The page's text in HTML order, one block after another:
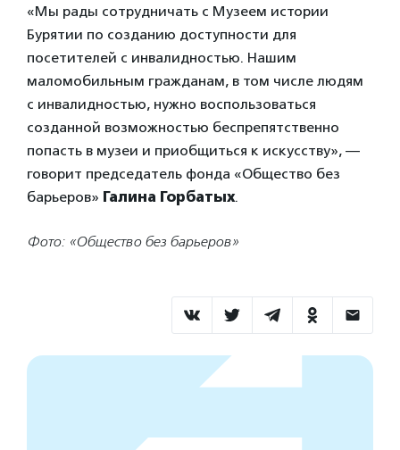
«Мы рады сотрудничать с Музеем истории
Бурятии по созданию доступности для
посетителей с инвалидностью. Нашим
маломобильным гражданам, в том числе людям
с инвалидностью, нужно воспользоваться
созданной возможностью беспрепятственно
попасть в музеи и приобщиться к искусству», —
говорит председатель фонда «Общество без
барьеров» Галина Горбатых.
Фото: «Общество без барьеров»